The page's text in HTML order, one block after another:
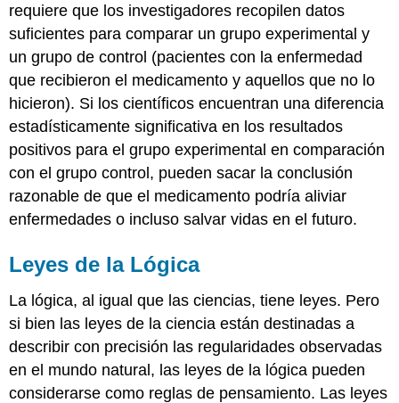
requiere que los investigadores recopilen datos
suficientes para comparar un grupo experimental y
un grupo de control (pacientes con la enfermedad
que recibieron el medicamento y aquellos que no lo
hicieron). Si los científicos encuentran una diferencia
estadísticamente significativa en los resultados
positivos para el grupo experimental en comparación
con el grupo control, pueden sacar la conclusión
razonable de que el medicamento podría aliviar
enfermedades o incluso salvar vidas en el futuro.
Leyes de la Lógica
La lógica, al igual que las ciencias, tiene leyes. Pero
si bien las leyes de la ciencia están destinadas a
describir con precisión las regularidades observadas
en el mundo natural, las leyes de la lógica pueden
considerarse como reglas de pensamiento. Las leyes